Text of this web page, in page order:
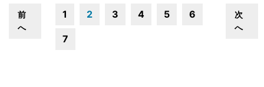
前
へ
1 2 3 4 5 6
7
次
へ